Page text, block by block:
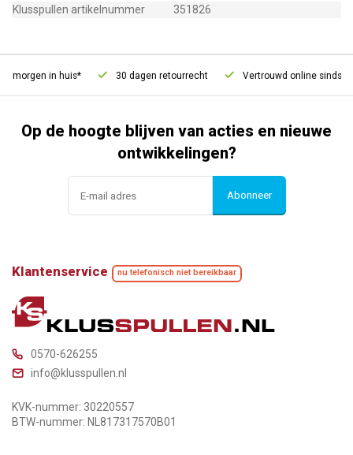
Klusspullen artikelnummer
351826
morgen in huis* 30 dagen retourrecht Vertrouwd online sinds
Op de hoogte blijven van acties en nieuwe
ontwikkelingen?
Abonneer
Klantenservice nu telefonisch niet bereikbaar
0570-626255
info@klusspullen.nl
KVK-nummer: 30220557
BTW-nummer: NL817317570B01